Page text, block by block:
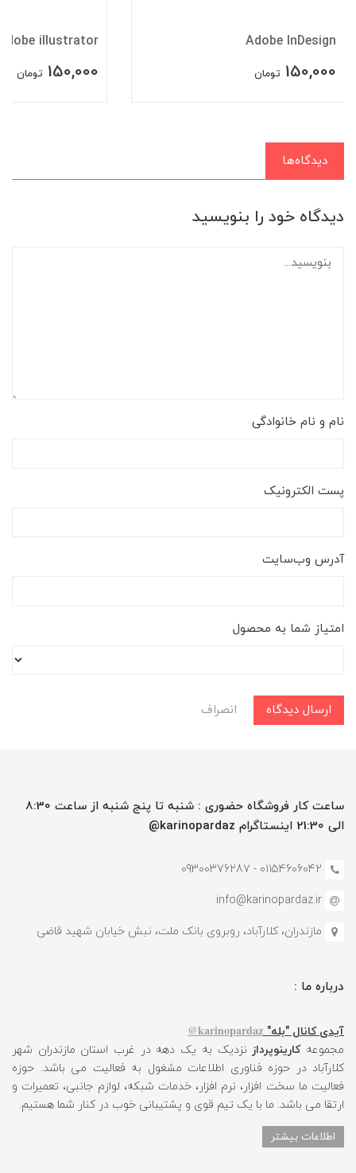
Adobe InDesign
150,000 تومان
illustrator
150,000 تومان
دیدگاه‌ها
دیدگاه خود را بنویسید
نام و نام خانوادگی
پست الکترونیک
آدرس وب‌سایت
امتیاز شما به محصول
ارسال دیدگاه انصراف
ساعت کار فروشگاه حضوری : شنبه تا پنج شنبه از ساعت 8:30
الی 21:30 اینستاگرام karinopardaz@
01154606042 - 09300376287
info@karinopardaz.ir
مازندران، کلارآباد، روبروی بانک ملت، نبش خیابان شهید قاضی
درباره ما :
آیدی کانال "بله" karinopardaz@
مجموعهکارینوپرداز نزدیک به یک دهه در غرب استان مازندران شهر
کلارآباد در حوزه فناوری اطلاعات مشغول به فعالیت می باشد. حوزه
فعالیت ما سخت افزار، نرم افزار، خدمات شبکه، لوازم جانبی، تعمیرات و
ارتقا می باشد. ما با یک تیم قوی و پشتیبانی خوب در کنار شما هستیم.
اطلاعات بیشتر